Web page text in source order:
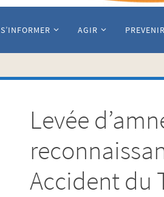
S’INFORMER AGIR PREVENIR
Levée
Accident du